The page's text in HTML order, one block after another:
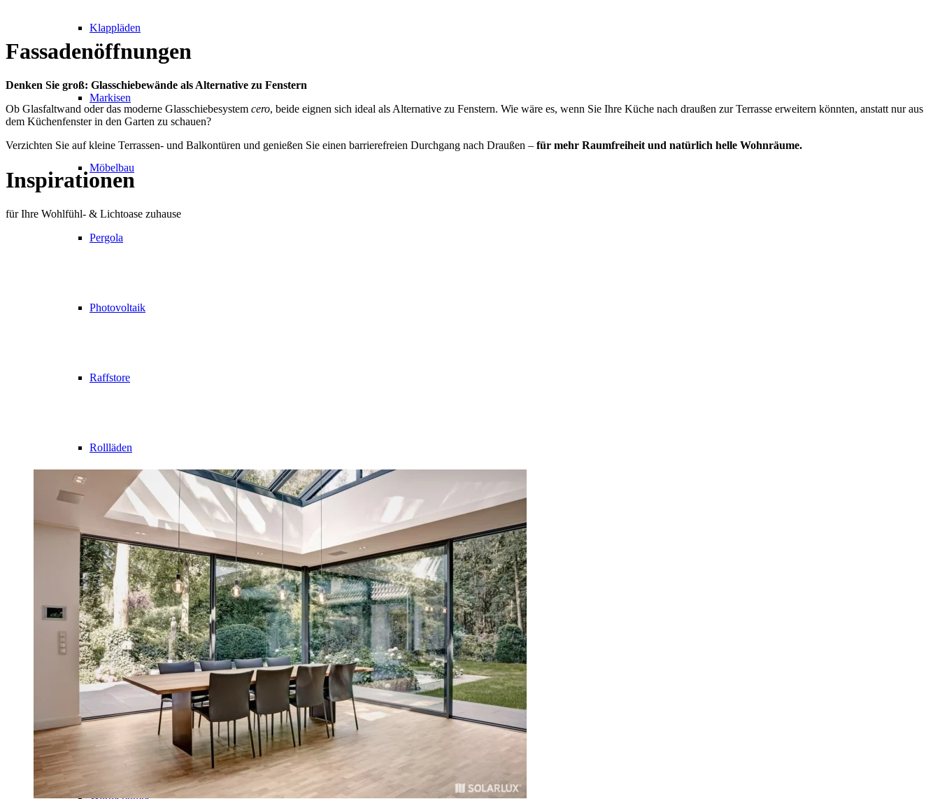
Klappläden
Markisen
Möbelbau
Pergola
Photovoltaik
Raffstore
Rollläden
Smart Home
Schiebeläden
Sonnenschirme
Vordächer
Fassadenöffnungen
Denken Sie groß: Glasschiebewände als Alternative zu Fenstern
Ob Glasfaltwand oder das moderne Glasschiebesystem cero, beide eignen sich ideal als Alternative zu Fenstern. Wie wäre es, wenn Sie Ihre Küche nach draußen zur Terrasse erweitern könnten, anstatt nur aus
dem Küchenfenster in den Garten zu schauen?
Verzichten Sie auf kleine Terrassen- und Balkontüren und genießen Sie einen barrierefreien Durchgang nach Draußen – für mehr Raumfreiheit und natürlich helle Wohnräume.
Inspirationen
für Ihre Wohlfühl- & Lichtoase zuhause